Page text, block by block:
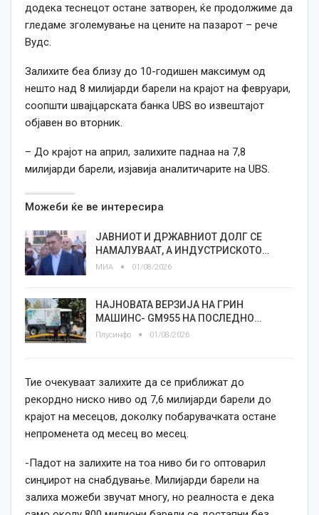
додека теснецот остане затворен, ќе продолжиме да
гледаме зголемување на цените на пазарот – рече
Вудс.
Залихите беа близу до 10-годишен максимум од
нешто над 8 милијарди барели на крајот на февруари,
соопшти швајцарската банка UBS во извештајот
објавен во вторник.
– До крајот на април, залихите паднаа на 7,8
милијарди барели, изјавија аналитичарите на UBS.
Можеби ќе ве интересира
ЈАВНИОТ И ДРЖАВНИОТ ДОЛГ СЕ
НАМАЛУВААТ, А ИНДУСТРИСКОТО…
МИА 01/08/2026
НАЈНОВАТА ВЕРЗИЈА НА ГРИН
МАШИНС- GM955 НА ПОСЛЕДНО…
Плусинфо 01/08/2026
Тие очекуваат залихите да се приближат до
рекордно ниско ниво од 7,6 милијарди барели до
крајот на месецов, доколку побарувачката остане
непроменета од месец во месец.
-Падот на залихите на тоа ниво би го оптоварил
синџирот на снабдување. Милијарди барели на
залиха можеби звучат многу, но реалноста е дека